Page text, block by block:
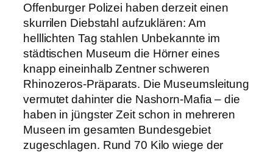
Offenburger Polizei haben derzeit einen
skurrilen Diebstahl aufzuklären: Am
helllichten Tag stahlen Unbekannte im
städtischen Museum die Hörner eines
knapp eineinhalb Zentner schweren
Rhinozeros-Präparats. Die Museumsleitung
vermutet dahinter die Nashorn-Mafia – die
haben in jüngster Zeit schon in mehreren
Museen im gesamten Bundesgebiet
zugeschlagen. Rund 70 Kilo wiege der